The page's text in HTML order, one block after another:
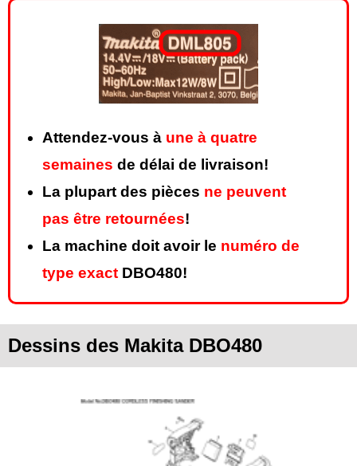
Attendez-vous à une à quatre
semaines de délai de livraison!
La plupart des pièces ne peuvent
pas être retournées!
La machine doit avoir le numéro de
type exact DBO480!
Dessins des Makita DBO480